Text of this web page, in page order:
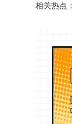
相关热点：